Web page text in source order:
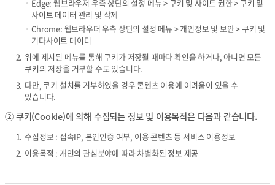
Edge: 웹브라우저 우측 상단의 설정 메뉴 > 쿠키 및 사이트 권한 > 쿠키 및
사이트 데이터 관리 및 삭제
Chrome: 웹브라우더 우측 상단의 설정 메뉴 > 개인정보 및 보안 > 쿠키 및
기타사이트 데이터
2. 위에 제시된 메뉴를 통해 쿠키가 저장될 때마다 확인을 하거나, 아니면 모든
쿠키의 저장을 거부할 수도 있습니다.
3. 다만, 쿠키 설치를 거부하였을 경우 콘텐츠 이용에 어려움이 있을 수
있습니다.
②쿠키(Cookie)에 의해 수집되는 정보 및 이용목적은 다음과 같습니다.
1. 수집정보 : 접속IP, 본인인증 여부, 이용 콘텐츠 등 서비스 이용정보
2. 이용목적 : 개인의 관심분야에 따라 차별화된 정보 제공